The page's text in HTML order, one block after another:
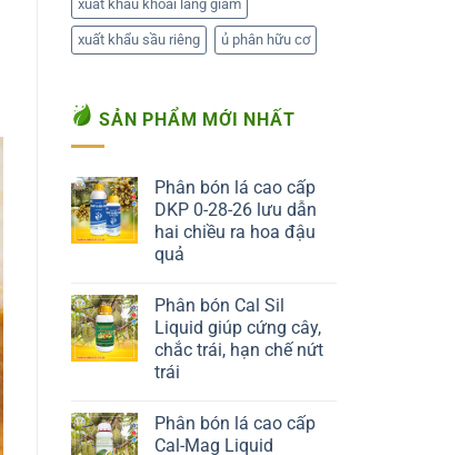
xuất khẩu khoai lang giảm
xuất khẩu sầu riêng ủ phân hữu cơ
SẢN PHẨM MỚI NHẤT
Phân bón lá cao cấp
DKP 0-28-26 lưu dẫn
hai chiều ra hoa đậu
quả
Phân bón Cal Sil
Liquid giúp cứng cây,
chắc trái, hạn chế nứt
trái
Phân bón lá cao cấp
Cal-Mag Liquid